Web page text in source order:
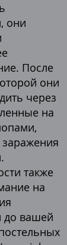
они
После
они
через
на
заражения
также
на
до вашей